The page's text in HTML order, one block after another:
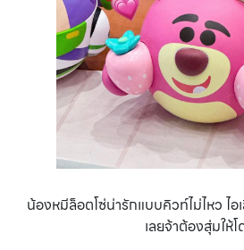
น้องหมีล็อตโซ่น่ารักแบบคิวท์ไม่ไหว ไ
เลยจ้าต้องสุ่มให้